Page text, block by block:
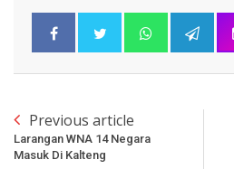
Previous article
Larangan WNA 14 Negara
Masuk Di Kalteng